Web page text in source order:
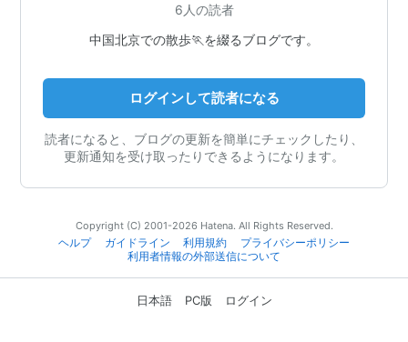
6人の読者
中国北京での散歩🏃を綴るブログです。
ログインして読者になる
読者になると、ブログの更新を簡単にチェックしたり、
更新通知を受け取ったりできるようになります。
Copyright (C) 2001-2026 Hatena. All Rights Reserved.
ヘルプ
ガイドライン 利用規約
プライバシーポリシー
利用者情報の外部送信について
日本語 PC版 ログイン